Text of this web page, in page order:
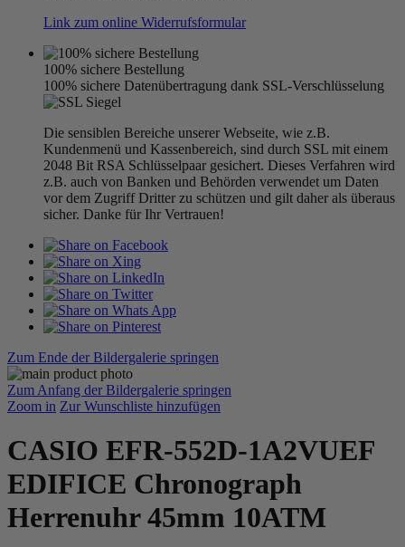
Link zum online Widerrufsformular
100% sichere Bestellung
100% sichere Datenübertragung dank SSL-Verschlüsselung
Die sensiblen Bereiche unserer Webseite, wie z.B.
Kundenmenü und Kassenbereich, sind durch SSL mit einem
2048 Bit RSA Schlüsselpaar gesichert. Dieses Verfahren wird
z.B. auch von Banken und Behörden verwendet um Daten
vor dem Zugriff Dritter zu schützen und gilt daher als überaus
sicher. Danke für Ihr Vertrauen!
Zum Ende der Bildergalerie springen
Zum Anfang der Bildergalerie springen
Zoom in Zur Wunschliste hinzufügen
CASIO EFR-552D-1A2VUEF
EDIFICE Chronograph
Herrenuhr 45mm 10ATM